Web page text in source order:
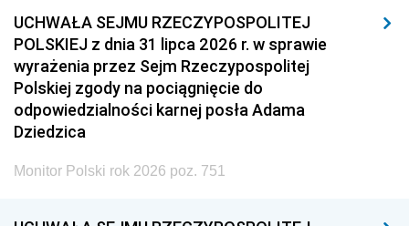
UCHWAŁA SEJMU RZECZYPOSPOLITEJ
POLSKIEJ z dnia 31 lipca 2026 r. w sprawie
wyrażenia przez Sejm Rzeczypospolitej
Polskiej zgody na pociągnięcie do
odpowiedzialności karnej posła Adama
Dziedzica
Monitor Polski rok 2026 poz. 751